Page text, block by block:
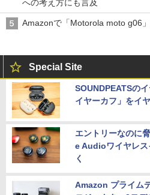
への考え方にも言及
Amazonで「Motorola moto g06
Special Site
SOUNDPEATSの
イヤーカフ」をイ
エントリーなのに
e Audioワイヤレス
く
Amazon プライム